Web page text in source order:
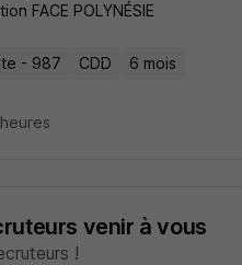
FACE POLYNÉSIE
- 987 CDD 6 mois
venir à vous
!